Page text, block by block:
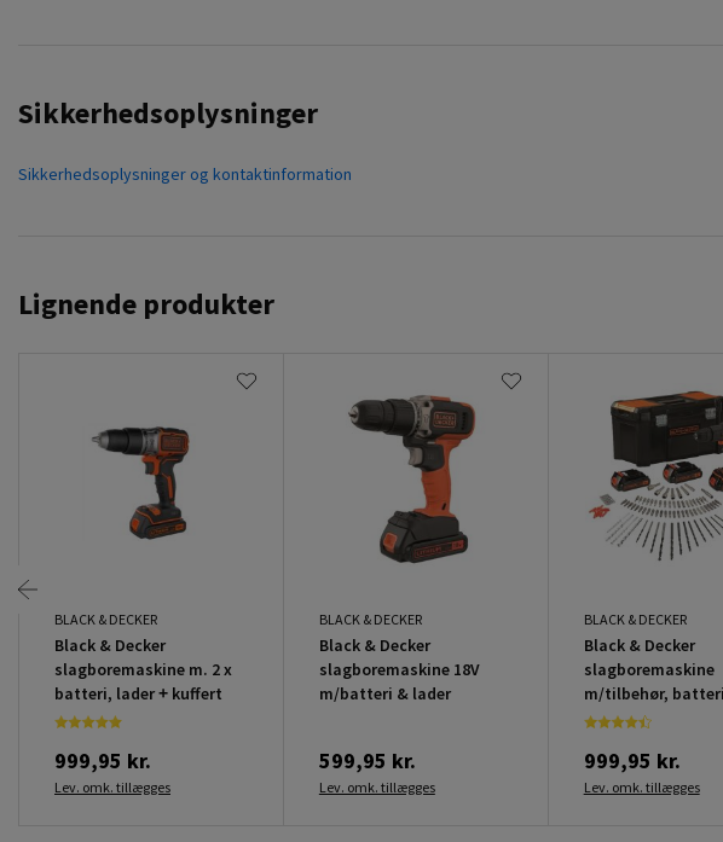
Sikkerhedsoplysninger
Sikkerhedsoplysninger og kontaktinformation
Lignende produkter
BLACK & DECKER
Black & Decker
slagboremaskine m. 2 x
batteri, lader + kuffert
999,95 kr.
Lev. omk. tillægges
BLACK & DECKER
Black & Decker
slagboremaskine 18V
m/batteri & lader
599,95 kr.
Lev. omk. tillægges
BLACK & DECKER
Black & Decker
slagboremaskine
m/tilbehør,
lader
999,95 kr.
Lev. omk. tillægges